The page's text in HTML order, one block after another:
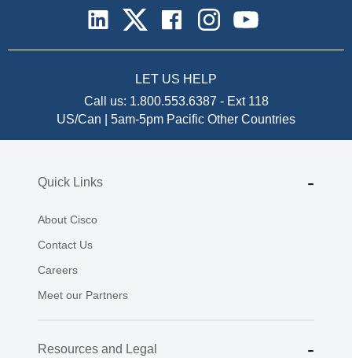
LET US HELP
Call us: 1.800.553.6387 - Ext 118
US/Can | 5am-5pm Pacific Other Countries